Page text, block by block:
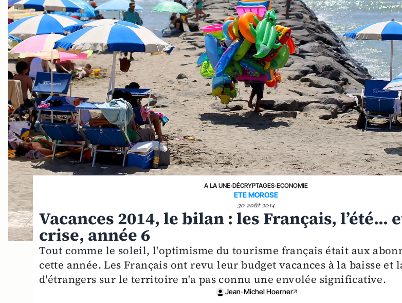
A LA UNE›DÉCRYPTAGES›ECONOMIE
ETE MOROSE
30 août 2014
Vacances 2014, le bilan : les Français, l’été...
crise, année 6
Tout comme le soleil, l'optimisme du tourisme français était aux
cette année. Les Français ont revu leur budget vacances à la baisse et
d'étrangers sur le territoire n'a pas connu une envolée significative.
Jean-Michel Hoerner